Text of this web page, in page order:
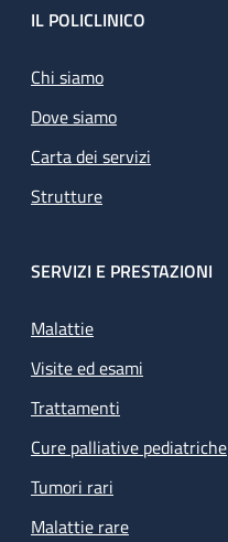
Footer
IL POLICLINICO
Chi siamo
Dove siamo
Carta dei servizi
Strutture
SERVIZI E PRESTAZIONI
Malattie
Visite ed esami
Trattamenti
Cure palliative pediatriche
Tumori rari
Malattie rare